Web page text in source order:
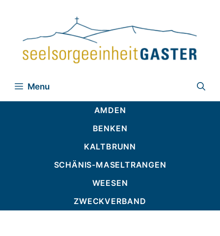
Menu
AMDEN
BENKEN
KALTBRUNN
SCHÄNIS-MASELTRANGEN
WEESEN
ZWECKVERBAND